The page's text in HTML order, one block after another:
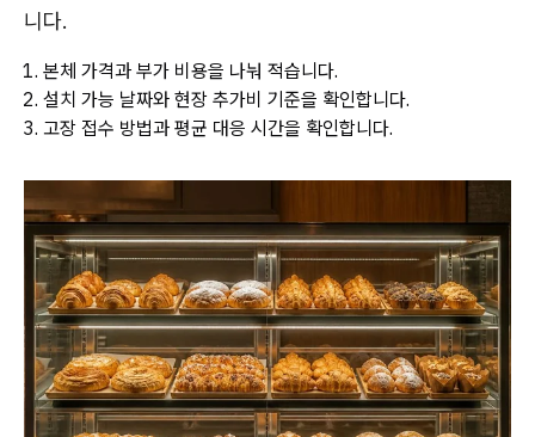
니다.
본체 가격과 부가 비용을 나눠 적습니다.
설치 가능 날짜와 현장 추가비 기준을 확인합니다.
고장 접수 방법과 평균 대응 시간을 확인합니다.